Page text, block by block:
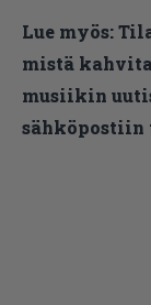
Lue myös:
mistä
musiikin
sähköpostiin